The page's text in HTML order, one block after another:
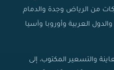
من الرياض وجدة والدمام
العربية وأوروبا وآسيا
والتسعير المكتوب، إلى